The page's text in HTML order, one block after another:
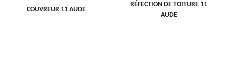
COUVREUR 11 AUDE
RÉFECTION DE TOITURE 11
AUDE